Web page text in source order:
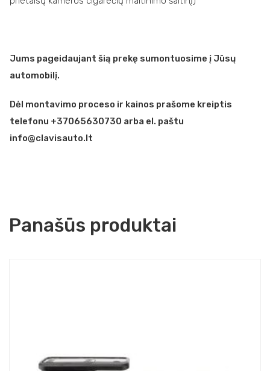
Jums pageidaujant šią prekę sumontuosime į Jūsų
automobilį.
Dėl montavimo proceso ir kainos prašome kreiptis
telefonu +37065630730 arba el. paštu
info@clavisauto.lt
Panašūs produktai